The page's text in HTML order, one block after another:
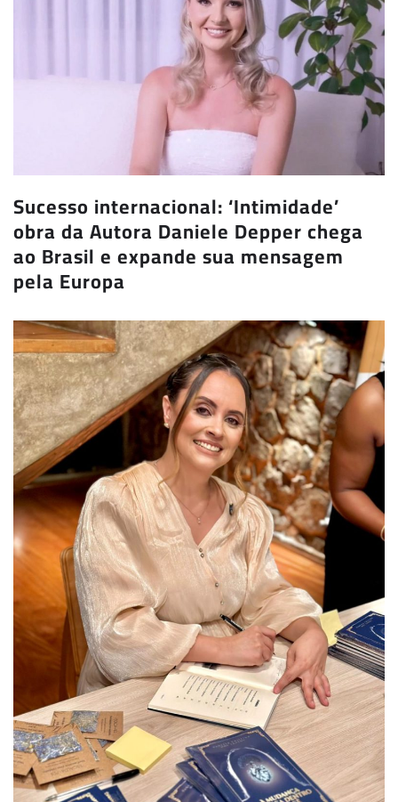
Sucesso internacional: ‘Intimidade’
obra da Autora Daniele Depper chega
ao Brasil e expande sua mensagem
pela Europa